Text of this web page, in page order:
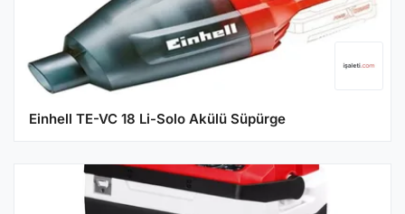
Einhell TE-VC 18 Li-Solo Akülü Süpürge